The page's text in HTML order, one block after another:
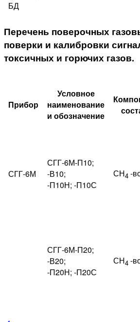
БД
Перечень поверочных
поверки и калибровки
токсичных и горючих газов.
Прибор
Условное
наименование
и обозначение
СГГ-6М
СГГ-6М-П10;
-В10;
-П10Н; -П10С
СН4 -
СГГ-6М-П20;
-В20;
-П20Н; -П20С
СН4 -